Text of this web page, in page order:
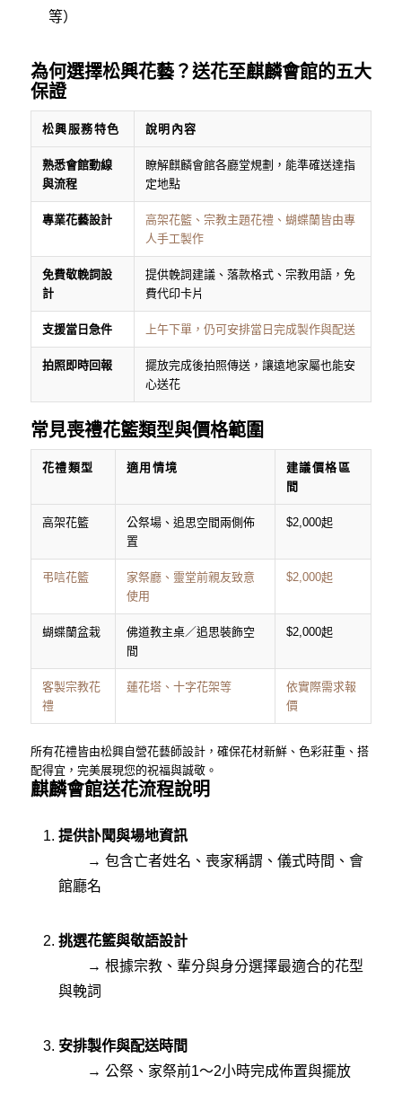
等）
為何選擇松興花藝？送花至麒麟會館的五大
保證
松興服務特色 說明內容
熟悉會館動線
與流程
瞭解麒麟會館各廳堂規劃，能準確送達指
定地點
專業花藝設計
高架花籃、宗教主題花禮、蝴蝶蘭皆由專
人手工製作
免費敬輓詞設
計
提供輓詞建議、落款格式、宗教用語，免
費代印卡片
支援當日急件 上午下單，仍可安排當日完成製作與配送
拍照即時回報
擺放完成後拍照傳送，讓遠地家屬也能安
心送花
常見喪禮花籃類型與價格範圍
花禮類型 適用情境
建議價格區
間
高架花籃
公祭場、追思空間兩側佈
置
$2,000起
弔唁花籃
家祭廳、靈堂前親友致意
使用
$2,000起
蝴蝶蘭盆栽
佛道教主桌／追思裝飾空
間
$2,000起
客製宗教花
禮
蓮花塔、十字花架等
依實際需求報
價
所有花禮皆由松興自營花藝師設計，確保花材新鮮、色彩莊重、搭
配得宜，完美展現您的祝福與誠敬。
麒麟會館送花流程說明
提供訃聞與場地資訊
→ 包含亡者姓名、喪家稱謂、儀式時間、會
館廳名
挑選花籃與敬語設計
→ 根據宗教、輩分與身分選擇最適合的花型
與輓詞
安排製作與配送時間
→ 公祭、家祭前1～2小時完成佈置與擺放